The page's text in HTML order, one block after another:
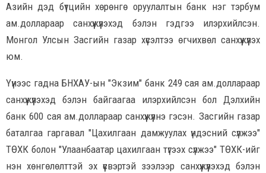
Азийн дэд бүтцийн хөрөнгө оруулалтын банк нэг тэрбум
ам.доллараар санхүүжүүлэхэд бэлэн гэдгээ илэрхийлсэн.
Монгол Улсын Засгийн газар хүсэлтээ өгчихвөл санхүүжүүлэх
юм.
Үүнээс гадна БНХАУ-ын "Экзим" банк 249 сая ам.доллараар
санхүүжүүлэхэд бэлэн байгаагаа илэрхийлсэн бол Дэлхийн
банк 600 сая ам.доллараар санхүүжүүлнэ гэсэн. Засгийн газар
баталгаа гаргавал "Цахилгаан дамжуулах үндэсний сүлжээ"
ТӨХК болон "Улаанбаатар цахилгаан түгээх сүлжээ" ТӨХК-ийг
нэн хөнгөлөлттэй эх үүсвэртэй зээлээр санхүүжүүлэхэд бэлэн